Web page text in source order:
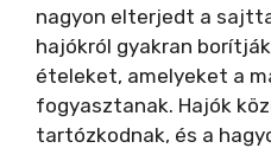
nagyon elterjedt a
hajókról gyakran
ételeket, amelyeket a
fogyasztanak. Hajók
tartózkodnak, és a